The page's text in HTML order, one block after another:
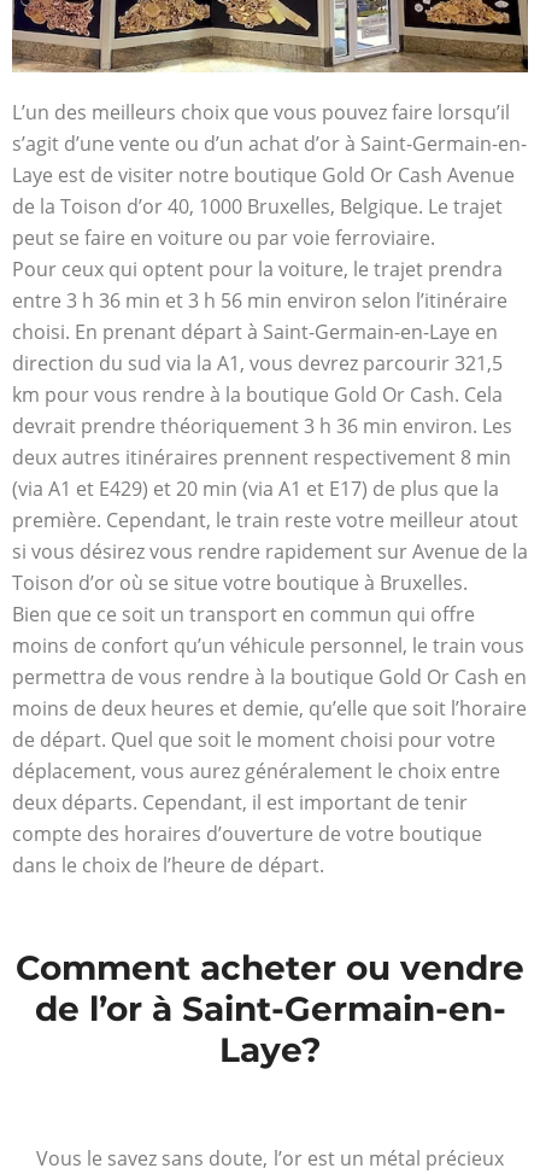
L’un des meilleurs choix que vous pouvez faire lorsqu’il
s’agit d’une vente ou d’un achat d’or à Saint-Germain-en-
Laye est de visiter notre boutique Gold Or Cash Avenue
de la Toison d’or 40, 1000 Bruxelles, Belgique. Le trajet
peut se faire en voiture ou par voie ferroviaire.
Pour ceux qui optent pour la voiture, le trajet prendra
entre 3 h 36 min et 3 h 56 min environ selon l’itinéraire
choisi. En prenant départ à Saint-Germain-en-Laye en
direction du sud via la A1, vous devrez parcourir 321,5
km pour vous rendre à la boutique Gold Or Cash. Cela
devrait prendre théoriquement 3 h 36 min environ. Les
deux autres itinéraires prennent respectivement 8 min
(via A1 et E429) et 20 min (via A1 et E17) de plus que la
première. Cependant, le train reste votre meilleur atout
si vous désirez vous rendre rapidement sur Avenue de la
Toison d’or où se situe votre boutique à Bruxelles.
Bien que ce soit un transport en commun qui offre
moins de confort qu’un véhicule personnel, le train vous
permettra de vous rendre à la boutique Gold Or Cash en
moins de deux heures et demie, qu’elle que soit l’horaire
de départ. Quel que soit le moment choisi pour votre
déplacement, vous aurez généralement le choix entre
deux départs. Cependant, il est important de tenir
compte des horaires d’ouverture de votre boutique
dans le choix de l’heure de départ.
Comment acheter ou vendre
de l’or à Saint-Germain-en-
Laye?
Vous le savez sans doute, l’or est un métal précieux